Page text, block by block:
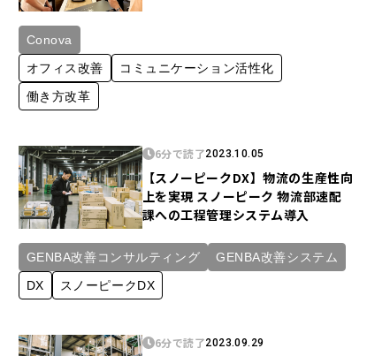
Conova
オフィス改善
コミュニケーション活性化
働き方改革
6分で読了2023.10.05
【スノーピークDX】物流の生産性向
上を実現 スノーピーク 物流部速配
課への工程管理システム導入
GENBA改善コンサルティング
GENBA改善システム
DX
スノーピークDX
6分で読了2023.09.29